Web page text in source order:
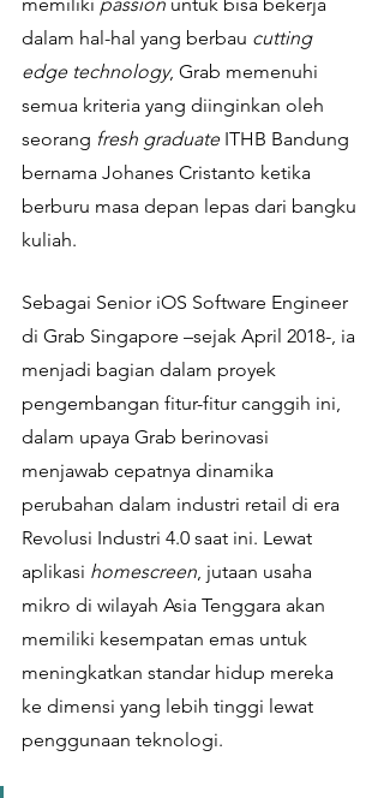
dalam hal-hal yang berbau cutting
edge technology, Grab memenuhi
semua kriteria yang diinginkan oleh
seorang fresh graduate ITHB Bandung
bernama Johanes Cristanto ketika
berburu masa depan lepas dari bangku
kuliah.
Sebagai Senior iOS Software Engineer
di Grab Singapore –sejak April 2018-, ia
menjadi bagian dalam proyek
pengembangan fitur-fitur canggih ini,
dalam upaya Grab berinovasi
menjawab cepatnya dinamika
perubahan dalam industri retail di era
Revolusi Industri 4.0 saat ini. Lewat
aplikasi homescreen, jutaan usaha
mikro di wilayah Asia Tenggara akan
memiliki kesempatan emas untuk
meningkatkan standar hidup mereka
ke dimensi yang lebih tinggi lewat
penggunaan teknologi.